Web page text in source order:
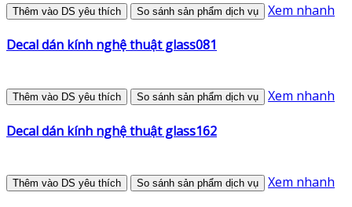
Thêm vào DS yêu thích So sánh sản phẩm dịch vụ Xem nhanh
Decal dán kính nghệ thuật glass081
Thêm vào DS yêu thích So sánh sản phẩm dịch vụ Xem nhanh
Decal dán kính nghệ thuật glass162
Thêm vào DS yêu thích So sánh sản phẩm dịch vụ Xem nhanh